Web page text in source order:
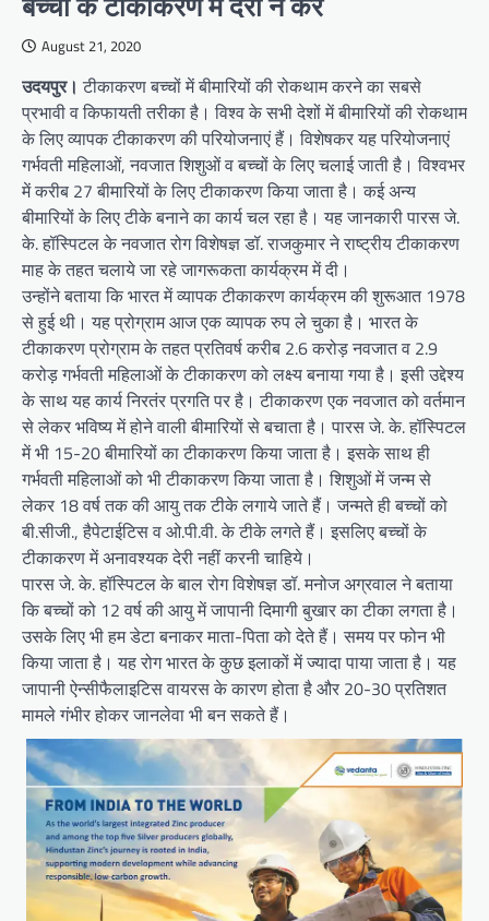
August 21, 2020
उदयपुर। टीकाकरण बच्चों में बीमारियों की रोकथाम करने का सबसे
प्रभावी व किफायती तरीका है। विश्व के सभी देशों में बीमारियों की रोकथाम
के लिए व्यापक टीकाकरण की परियोजनाएं हैं। विशेषकर यह परियोजनाएं
गर्भवती महिलाओं, नवजात शिशुओं व बच्चों के लिए चलाई जाती है। विश्वभर
में करीब 27 बीमारियों के लिए टीकाकरण किया जाता है। कई अन्य
बीमारियों के लिए टीके बनाने का कार्य चल रहा है। यह जानकारी पारस जे.
के. हॉस्पिटल के नवजात रोग विशेषज्ञ डॉ. राजकुमार ने राष्ट्रीय टीकाकरण
माह के तहत चलाये जा रहे जागरूकता कार्यक्रम में दी।
उन्होंने बताया कि भारत में व्यापक टीकाकरण कार्यक्रम की शुरूआत 1978
से हुई थी। यह प्रोग्राम आज एक व्यापक रुप ले चुका है। भारत के
टीकाकरण प्रोग्राम के तहत प्रतिवर्ष करीब 2.6 करोड़ नवजात व 2.9
करोड़ गर्भवती महिलाओं के टीकाकरण को लक्ष्य बनाया गया है। इसी उद्देश्य
के साथ यह कार्य निरतंर प्रगति पर है। टीकाकरण एक नवजात को वर्तमान
से लेकर भविष्य में होने वाली बीमारियों से बचाता है। पारस जे. के. हॉस्पिटल
में भी 15-20 बीमारियों का टीकाकरण किया जाता है। इसके साथ ही
गर्भवती महिलाओं को भी टीकाकरण किया जाता है। शिशुओं में जन्म से
लेकर 18 वर्ष तक की आयु तक टीके लगाये जाते हैं। जन्मते ही बच्चों को
बी.सीजी., हैपेटाईटिस व ओ.पी.वी. के टीके लगते हैं। इसलिए बच्चों के
टीकाकरण में अनावश्यक देरी नहीं करनी चाहिये।
पारस जे. के. हॉस्पिटल के बाल रोग विशेषज्ञ डॉ. मनोज अग्रवाल ने बताया
कि बच्चों को 12 वर्ष की आयु में जापानी दिमागी बुखार का टीका लगता है।
उसके लिए भी हम डेटा बनाकर माता-पिता को देते हैं। समय पर फोन भी
किया जाता है। यह रोग भारत के कुछ इलाकों में ज्यादा पाया जाता है। यह
जापानी ऐन्सीफैलाइटिस वायरस के कारण होता है और 20-30 प्रतिशत
मामले गंभीर होकर जानलेवा भी बन सकते हैं।